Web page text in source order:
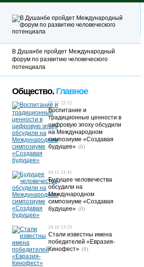
В Душанбе пройдет Международный
форум по развитию человеческого
потенциала
Общество. Главное
05.11 22:12
Воспитание и
традиционные ценности в
цифровую эпоху обсудили
на Международном
симпозиуме «Создавая
будущее» (0)
04.11 21:41
Будущее человечества
обсудили на
Международном
симпозиуме «Создавая
будущее» (0)
24.10 13:33
Стали известны имена
победителей «Евразия-
Кинофест» (0)